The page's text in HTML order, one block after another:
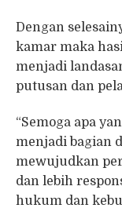
Dengan
kamar maka
menjadi
putusan dan
“Semoga apa
menjadi bagian
mewujudkan
dan lebih
hukum dan